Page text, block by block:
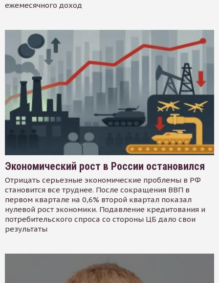
ежемесячного доход
Экономический рост в России остановился
Отрицать серьезные экономические проблемы в РФ
становится все труднее. После сокращения ВВП в
первом квартале на 0,6% второй квартал показал
нулевой рост экономики. Подавление кредитования и
потребительского спроса со стороны ЦБ дало свои
результаты